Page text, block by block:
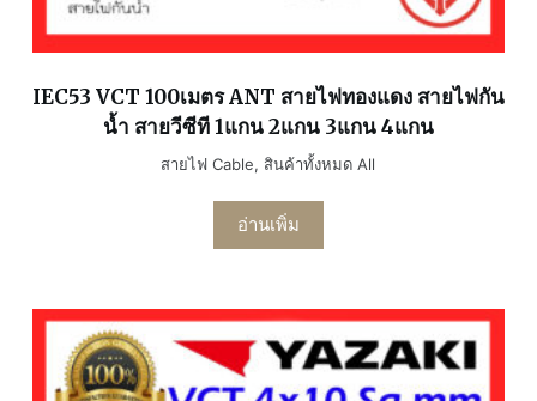
IEC53 VCT 100เมตร ANT สายไฟทองแดง สายไฟกัน
น้ำ สายวีซีที 1แกน 2แกน 3แกน 4แกน
สายไฟ Cable, สินค้าทั้งหมด All
อ่านเพิ่ม